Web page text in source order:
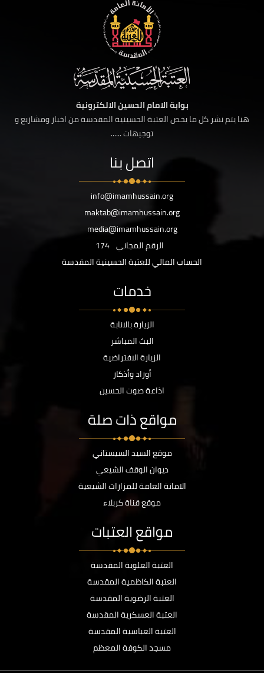
بوابة الامام الحسين الالكترونية
هنا يتم نشر كل ما يخص العتبة الحسينية المقدسة من اخبار ومشاريع و
توجيهات ......
اتصل بنا
info@imamhussain.org
maktab@imamhussain.org
media@imamhussain.org
الرقم المجاني 174
الحساب المالي للعتبة الحسينية المقدسة
خدمات
الزيارة بالانابة
البث المباشر
الزيارة الافتراضية
أوراد وأذكار
اذاعة صوت الحسين
مواقع ذات صلة
موقع السيد السيستاني
ديوان الوقف الشيعي
الامانة العامة للمزارات الشيعية
موقع قناة كربلاء
مواقع العتبات
العتبة العلوية المقدسة
العتبة الكاظمية المقدسة
العتبة الرضوية المقدسة
العتبة العسكرية المقدسة
العتبة العباسية المقدسة
مسجد الكوفة المعظم